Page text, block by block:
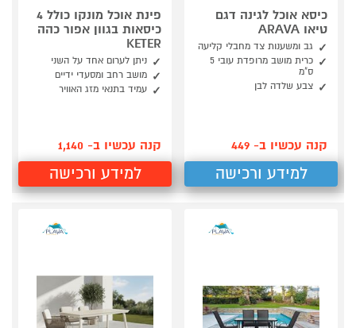
כיסא אוכל לגינה דגם
טיאו ARAVA
גב ומשענות צד מחבלי קליעה
כרית מושב מרופדת עובי 5
ס"מ
צבע שלדה לבן
קנה עכשיו ב- 449
למידע ורכישה
פינת אוכל מונקו כולל 4
כיסאות בגוון אפור כהה
KETER
ניתן לערום אחד על השני
מושב רחב ומסעדי ידיים
עמיד בתנאי מזג האוויר
קנה עכשיו ב- 1,140
למידע ורכישה